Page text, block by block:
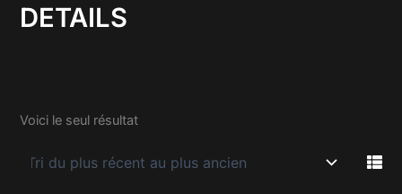
DETAILS
Voici le seul résultat